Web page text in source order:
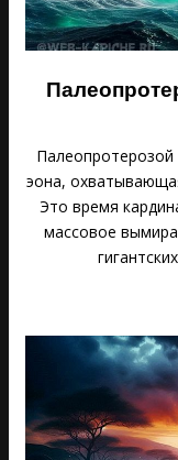
эона,
Это время
массовое